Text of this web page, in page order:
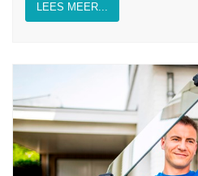
LEES MEER...